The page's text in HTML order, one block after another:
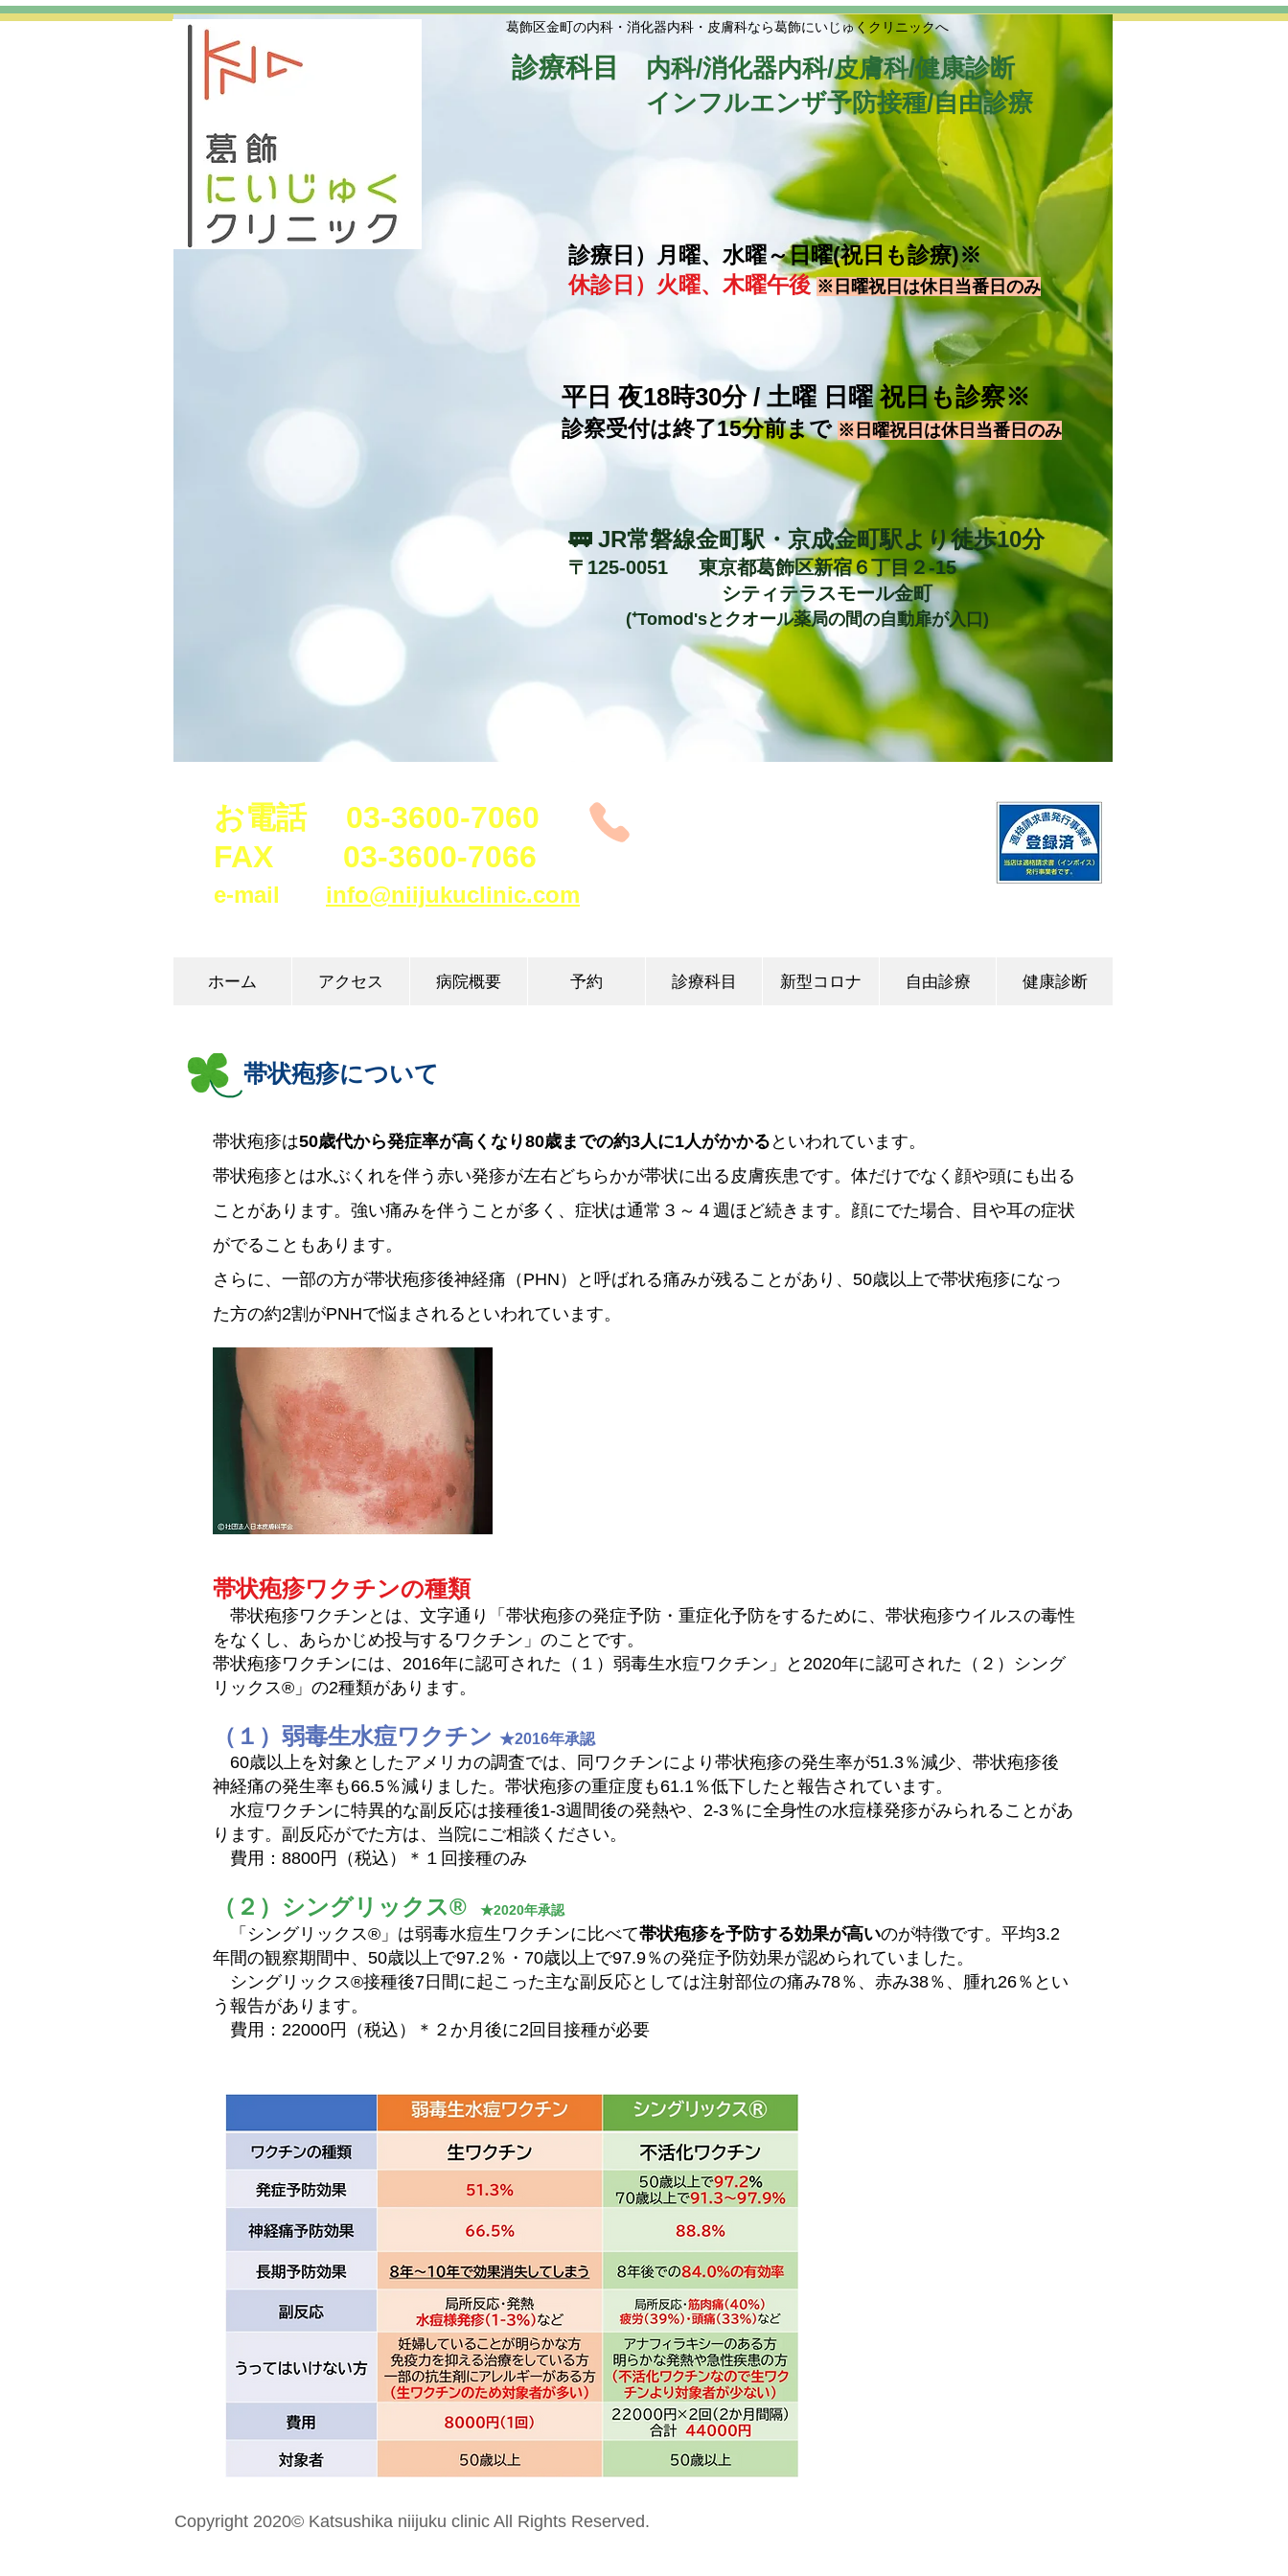
葛飾区金町の内科・消化器内科・皮膚科なら葛飾にいじゅくクリニックへ
診療科目 内科/消化器内科/皮膚科/健康診断
インフルエンザ予防接種/自由診療
診療日）月曜、水曜～日曜(祝日も診療)※
休診日）火曜、木曜午後※日曜祝日は休日当番日のみ
平日 夜18時30分 / 土曜 日曜 祝日も診察※
​診察受付は終了15分前まで ※日曜祝日は休日当番日のみ
🚃 JR常磐線金町駅・京成金町駅より徒歩10分
〒125-0051 東京都葛飾区新宿６丁目２-15
シティテラスモール金町
(⁺Tomod'sとクオール薬局の間の自動扉が入口)
お電話 03-3600-7060
​FAX 03-3600-7066​
e-mail info@niijukuclinic.com​
ホーム アクセス 病院概要 予約 診療科目 新型コロナ 自由診療 健康診断
帯状疱疹について
帯状疱疹は50歳代から発症率が高くなり80歳までの約3人に1人がかかる といわれています。
帯状疱疹とは水ぶくれを伴う赤い発疹が左右どちらかが帯状に出る皮膚疾患です。体だけでなく顔や頭にも出る
ことがあります。強い痛みを伴うことが多く、症状は通常３～４週ほど続きます。顔にでた場合、目や耳の症状
がでることもあります。
さらに、一部の方が帯状疱疹後神経痛（PHN）と呼ばれる痛みが残ることがあり、50歳以上で帯状疱疹になっ
た方の約2割がPNHで悩まされるといわれています。
帯状疱疹ワクチンの種類
帯状疱疹ワクチンとは、文字通り「帯状疱疹の発症予防・重症化予防をするために、帯状疱疹ウイルスの毒性
をなくし、あらかじめ投与するワクチン」のことです。
帯状疱疹ワクチンには、2016年に認可された（１）弱毒生水痘ワクチン」と2020年に認可された（２）シング
リックス®」の2種類があります。
（１）弱毒生水痘ワクチン ★2016年承認
60歳以上を対象としたアメリカの調査では、同ワクチンにより帯状疱疹の発生率が51.3％減少、帯状疱疹後
神経痛の発生率も66.5％減りました。帯状疱疹の重症度も61.1％低下したと報告されています。
水痘ワクチンに特異的な副反応は接種後1-3週間後の発熱や、2-3％に全身性の水痘様発疹がみられることがあ
ります。副反応がでた方は、当院にご相談ください。
費用：8800円（税込）＊１回接種のみ
（２）シングリックス® ★2020年承認
「シングリックス®」は弱毒水痘生ワクチンに比べて帯状疱疹を予防する効果が高いのが特徴です。平均3.2
年間の観察期間中、50歳以上で97.2％・70歳以上で97.9％の発症予防効果が認められていました。
シングリックス®接種後7日間に起こった主な副反応としては注射部位の痛み78％、赤み38％、腫れ26％とい
う報告があります。
費用：22000円（税込）＊２か月後に2回目接種が必要
Copyright 2020© Katsushika niijuku clinic All Rights Reserved.